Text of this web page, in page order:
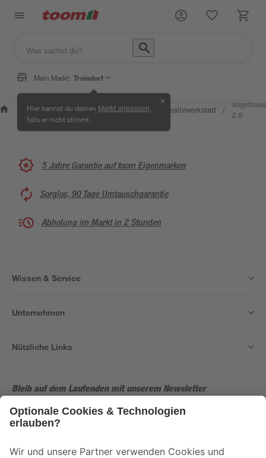
Mein Markt: Troisdorf
Hier kannst du deinen Markt anpassen
falls er nicht stimmt.
✕
Wissen &
Service
/
Selbermachen &
Ratgeber
Kreativwerkstatt /
Vogelhaus
2.0
5 Jahre Garantie auf toom Eigenmarken
Sorglos, 90 Tage Umtauschgarantie
Abholung im Markt in 2 Stunden
Wissen & Service
Unternehmen
Nützliche Links
Bleib auf dem Laufenden mit unserem Newsletter
Der toom Newsletter: Keine Angebote und Aktionen mehr verpassen!